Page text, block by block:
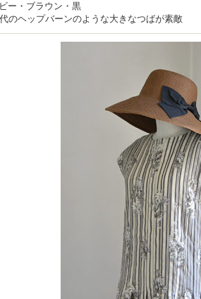
ー・ブラウン・黒
のヘップバーンのような大きなつばが素敵